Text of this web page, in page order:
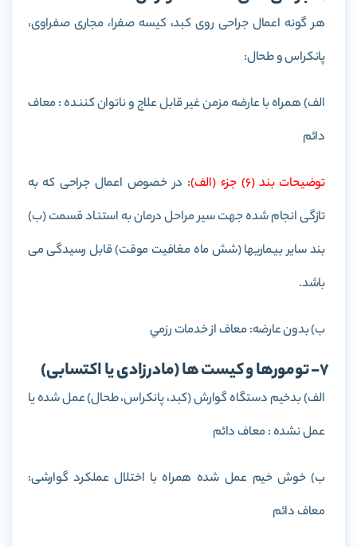
هر گونه اعمال جراحی روی كبد، كيسه صفرا، مجاری صفراوی،
پانكراس و طحال:
الف) همراه با عارضه مزمن غير قابل علاج و ناتوان کننده : معاف
دائم
توضيحات بند (6) جزء (الف)
: در خصوص اعمال جراحی که به
تازگی انجام شده جهت سیر مراحل درمان به استناد قسمت (ب)
بند سایر بیماریها (شش ماه مغافیت موقت) قابل رسیدگی می
باشد.
ب) بدون عارضه: معاف از خدمات رزمي
7- تومورها و كيست ها (مادرزادی يا اكتسابی)
الف) بدخيم دستگاه گوارش (كبد، پانكراس، طحال) عمل شده يا
عمل نشده : معاف دائم
ب) خوش خيم عمل شده همراه با اختلال عملکرد گوارشی:
معاف دائم